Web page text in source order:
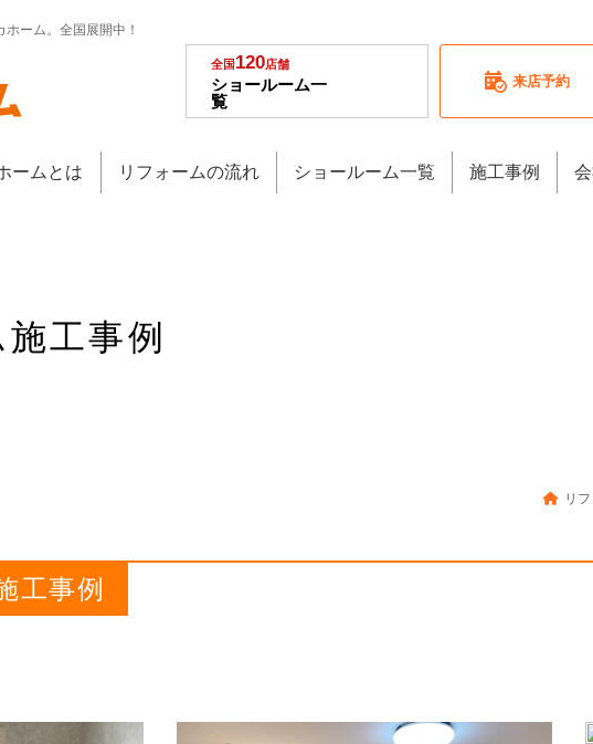
ーム。全国展開中！
全国120店舗
ショールーム一
覧
来店予約
ームとは リフォームの流れ ショールーム一覧 施工事例
工事例
リ
工事例